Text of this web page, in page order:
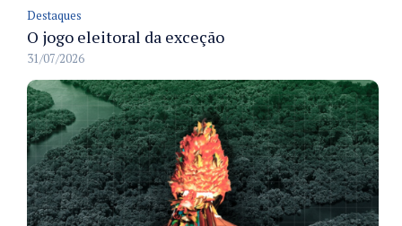
Destaques
O jogo eleitoral da exceção
31/07/2026